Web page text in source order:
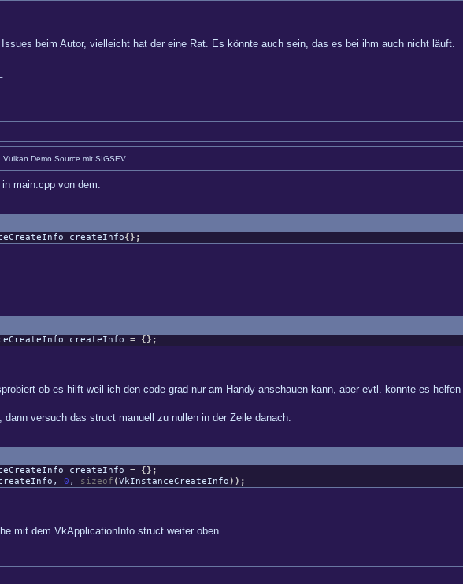
Issues beim Autor, vielleicht hat der eine Rat. Es könnte auch sein, das es bei ihm auch nicht läuft.
Vulkan Demo Source mit SIGSEV
main.cpp von dem:
createInfo{} ;
createInfo = {} ;
ob es hilft weil ich den code grad nur am Handy anschauen kann, aber evtl. könnte es
dann versuch das struct manuell zu nullen in der Zeile danach:
createInfo = {} ;
0 , sizeof (VkInstanceCreateInfo ) ) ;
mit dem VkApplicationInfo struct weiter oben.